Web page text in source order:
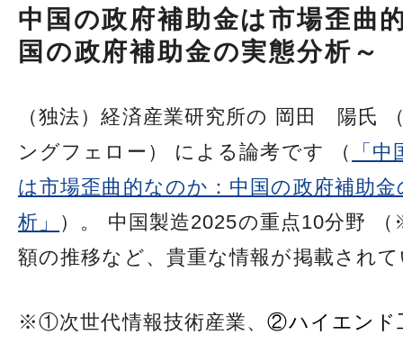
中国の政府補助金は市場歪曲
国の政府補助金の実態分析～
（独法）経済産業研究所の 岡田 陽氏
ングフェロー） による論考です （
「
は市場歪曲的なのか：中国の政府補助金
析」
）。 中国製造2025の重点10分野
額の推移など、貴重な情報が掲載され
※①次世代情報技術産業、②ハイエンド